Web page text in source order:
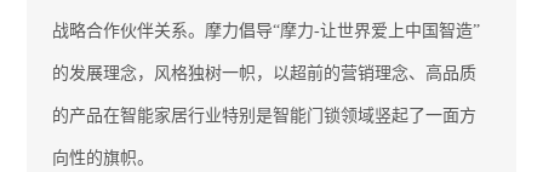
战略合作伙伴关系。摩力倡导“摩力-让世界爱上中国智造”
的发展理念，风格独树一帜，以超前的营销理念、高品质
的产品在智能家居行业特别是智能门锁领域竖起了一面方
向性的旗帜。